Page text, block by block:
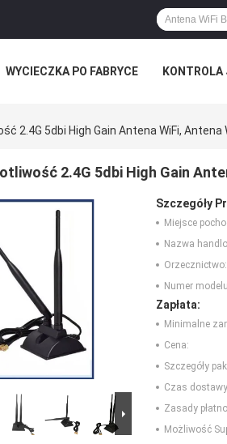
WYCIECZKA PO FABRYCE KONTROLA
2.4G 5dbi High Gain Antena WiFi, Antena
2.4G 5dbi High Gain
Szczegóły
Miejsce
Nazwa
Orzecznictwo:
Numer
Zapłata:
Minimalne
Cena:
Szczegóły
Czas
Zasady
Możliwość